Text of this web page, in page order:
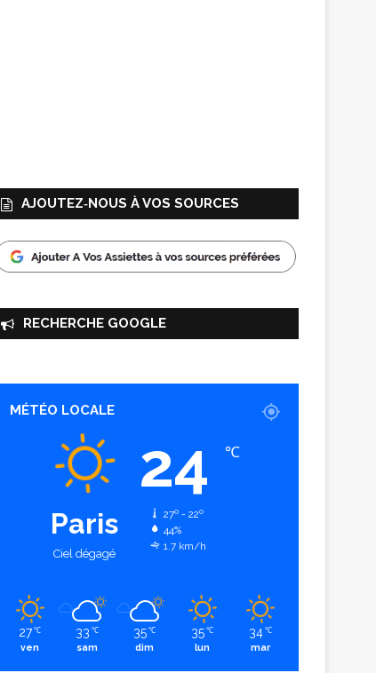
AJOUTEZ‑NOUS À VOS SOURCES
RECHERCHE GOOGLE
MÉTÉO LOCALE
Paris
Ciel dégagé
24 ℃
27º - 22º
44%
1.7 km/h
27 ℃
ven
33 ℃
sam
35 ℃
dim
35 ℃
lun
34 ℃
mar